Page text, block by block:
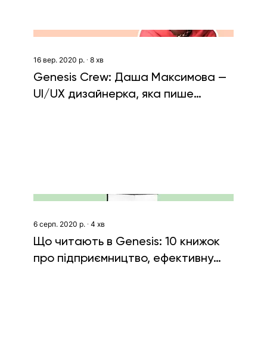
16 вер. 2020 р.∙ 8 хв
Genesis Crew: Даша Максимова —
UI/UX дизайнерка, яка пише
6 серп. 2020 р. ∙ 4 хв
Що читають в Genesis: 10 книжок
про підприємництво, ефективну